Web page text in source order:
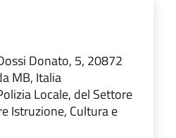
Donato, 5, 20872
MB, Italia
Locale, del Settore
Istruzione, Cultura e